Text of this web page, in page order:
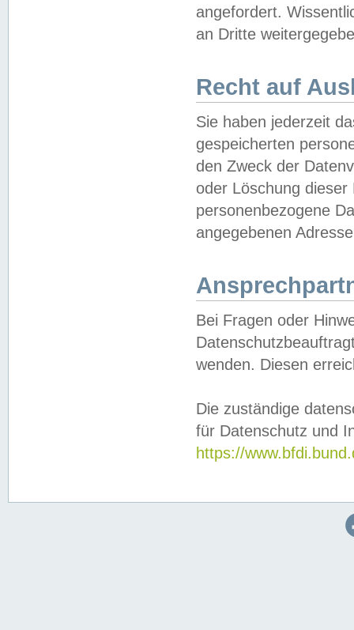
angefordert.
an Dritte
Recht auf
Sie haben jederzeit
gespeicherten
den Zweck der
oder Löschung
personenbezogene
angegebenen
Bei Fragen oder
wenden. Diesen
Die zuständige
für Datenschutz und
https://